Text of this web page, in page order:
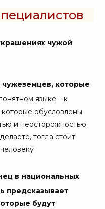
чужой
которые
языке – к
обусловлены
и неосторожностью.
тогда стоит
в национальных
предсказывает
будут